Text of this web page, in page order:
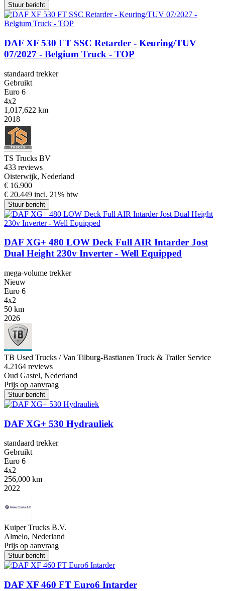
Stuur bericht
DAF XF 530 FT SSC Retarder - Keuring/TUV
07/2027 - Belgium Truck - TOP
standaard trekker
Gebruikt
Euro 6
4x2
1,017,622 km
2018
TS Trucks BV
433 reviews
Oisterwijk, Nederland
€ 16.900
€ 20.449 incl. 21% btw
Stuur bericht
DAF XG+ 480 LOW Deck Full AIR Intarder Jost
Dual Height 230v Inverter - Well Equipped
mega-volume trekker
Nieuw
Euro 6
4x2
50 km
2026
TB Used Trucks / Van Tilburg-Bastianen Truck & Trailer Service
4.2164 reviews
Oud Gastel, Nederland
Prijs op aanvraag
Stuur bericht
DAF XG+ 530 Hydrauliek
standaard trekker
Gebruikt
Euro 6
4x2
256,000 km
2022
Kuiper Trucks B.V.
Almelo, Nederland
Prijs op aanvraag
Stuur bericht
DAF XF 460 FT Euro6 Intarder